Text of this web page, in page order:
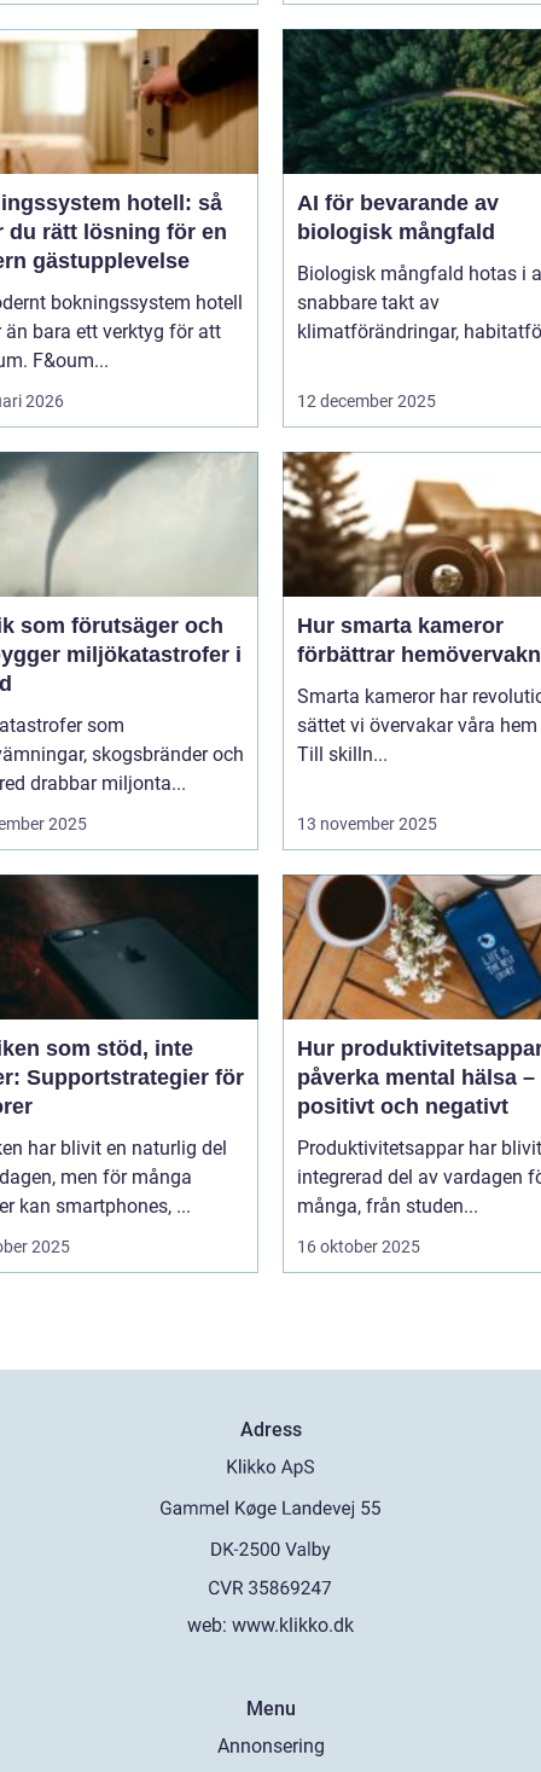
hotell: så
du rätt lösning för en
gästupplevelse
bokningssystem hotell
än bara ett verktyg för att
F&oum...
2026
AI för bevarande av
biologisk mångfald
Biologisk mångfald hotas i
snabbare takt av
klimatförändringar,
12 december 2025
som förutsäger och
miljökatastrofer i
som
skogsbränder och
drabbar miljonta...
2025
Hur smarta kameror
förbättrar
Smarta kameror har
sättet vi övervakar våra
Till skilln...
13 november 2025
som stöd, inte
Supportstrategier för
har blivit en naturlig del
men för många
kan smartphones, ...
2025
Hur
påverka mental hälsa –
positivt och negativt
Produktivitetsappar har
integrerad del av vardagen
många, från studen...
16 oktober 2025
Adress
web: www.klikko.dk
Menu
Annonsering